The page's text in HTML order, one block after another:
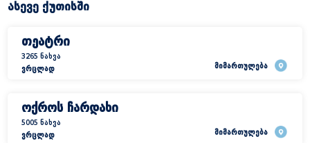
ასევე ქუთისში
თეატრი
3265 ნახვა
ვრცლად
მიმართულება
ოქროს ჩარდახი
5005 ნახვა
ვრცლად
მიმართულება